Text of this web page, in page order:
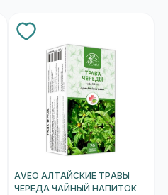
AVEO АЛТАЙСКИЕ ТРАВЫ
ЧЕРЕДА ЧАЙНЫЙ НАПИТОК